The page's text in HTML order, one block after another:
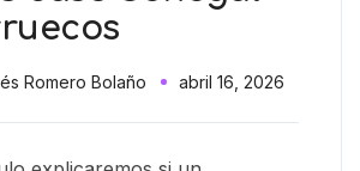
Romero Bolaño abril 16, 2026